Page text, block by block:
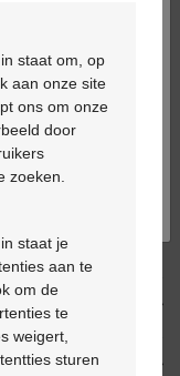
staat om, op
aan onze site
ons om onze
door
zoeken.
staat je
aan te
om de
te
weigert,
sturen